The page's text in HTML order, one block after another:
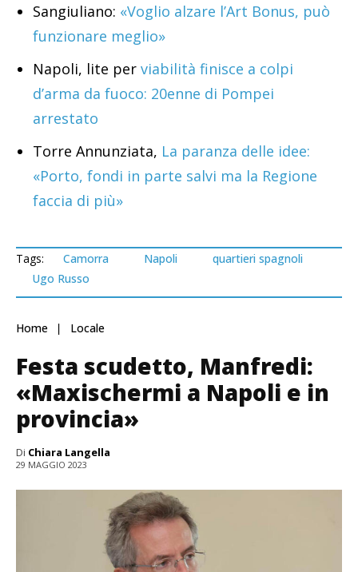
Sangiuliano: «Voglio alzare l’Art Bonus, può
funzionare meglio»
Napoli, lite per viabilità finisce a colpi
d’arma da fuoco: 20enne di Pompei
arrestato
Torre Annunziata, La paranza delle idee:
«Porto, fondi in parte salvi ma la Regione
faccia di più»
Tags: Camorra Napoli
quartieri spagnoli
Ugo Russo
Home Locale
Festa scudetto, Manfredi:
«Maxischermi a Napoli e in
provincia»
Di Chiara Langella
29 MAGGIO 2023